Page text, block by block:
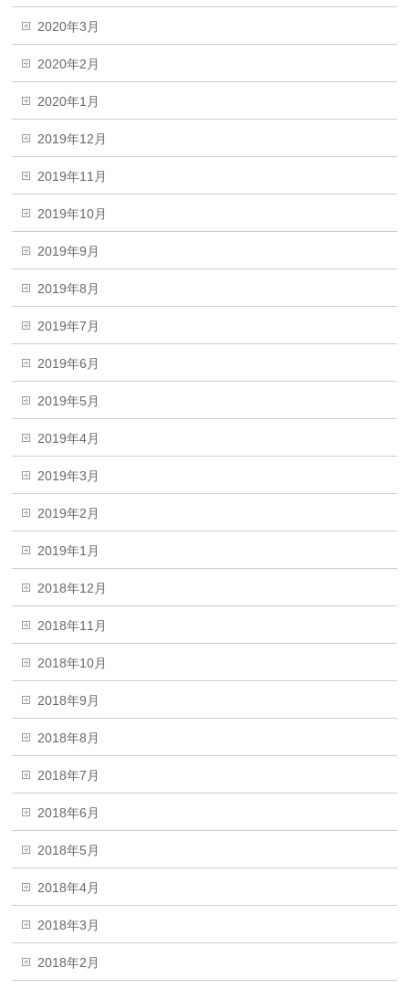
2020年3月
2020年2月
2020年1月
2019年12月
2019年11月
2019年10月
2019年9月
2019年8月
2019年7月
2019年6月
2019年5月
2019年4月
2019年3月
2019年2月
2019年1月
2018年12月
2018年11月
2018年10月
2018年9月
2018年8月
2018年7月
2018年6月
2018年5月
2018年4月
2018年3月
2018年2月